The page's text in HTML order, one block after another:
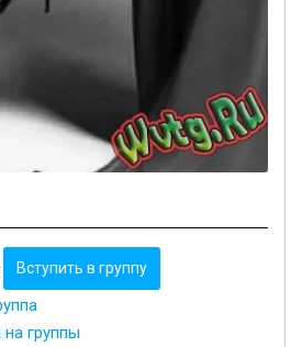
Вступить в группу
группы